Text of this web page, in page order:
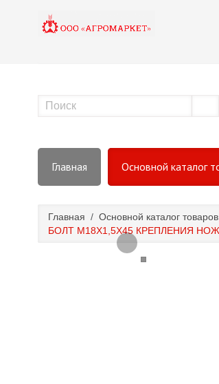
Главная Основной каталог
Главная / Основной каталог товаров
БОЛТ М18Х1,5Х45 КРЕПЛЕНИЯ